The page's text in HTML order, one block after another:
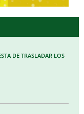
DE TRASLADAR LOS